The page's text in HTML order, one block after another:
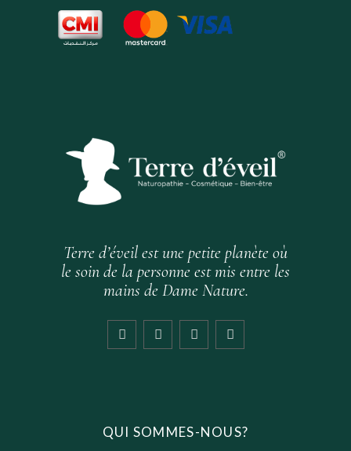
Terre d’éveil est une petite planète où
le soin de la personne est mis entre les
mains de Dame Nature.
QUI SOMMES-NOUS?